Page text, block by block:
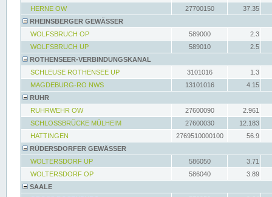
HERNE OW
27700150
37.35
RHEINSBERGER GEWÄSSER
WOLFSBRUCH OP
589000
2.3
WOLFSBRUCH UP
589010
2.5
ROTHENSEER-VERBINDUNGSKANAL
SCHLEUSE ROTHENSEE UP
3101016
1.3
MAGDEBURG-RO NWS
13101016
4.15
RUHR
RUHRWEHR OW
27600090
2.961
SCHLOSSBRÜCKE MÜLHEIM
27600030
12.183
HATTINGEN
2769510000100
56.9
RÜDERSDORFER GEWÄSSER
WOLTERSDORF UP
586050
3.71
WOLTERSDORF OP
586040
3.89
SAALE